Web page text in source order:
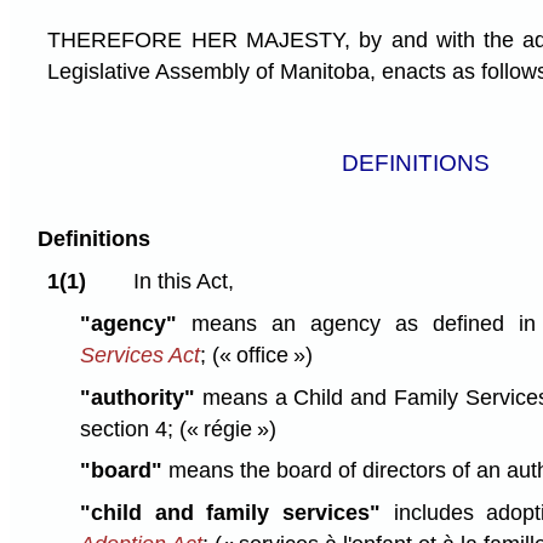
THEREFORE HER MAJESTY, by and with the
Legislative Assembly of Manitoba, enacts as
DEFINITIONS
Definitions
1(1)
In this Act,
"agency" means an agency as defined
Services Act; (« office »)
"authority" means a Child and Family
section 4; (« régie »)
"board" means the board of directors of an
"child and family services" includes